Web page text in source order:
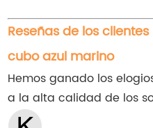
Reseñas de los
cubo azul marino
Hemos ganado los
a la alta calidad de los